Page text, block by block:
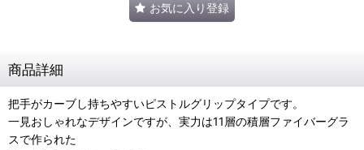
お気に入り登録
商品詳細
把手がカーブし持ちやすいピストルグリップタイプです。
一見おしゃれなデザインですが、実力は11層の積層ファイバーグラ
スで作られた